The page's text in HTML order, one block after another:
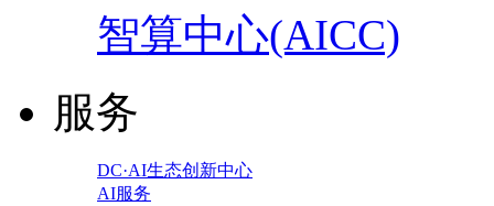
智算中心(AICC)
服务
DC·AI生态创新中心
AI服务